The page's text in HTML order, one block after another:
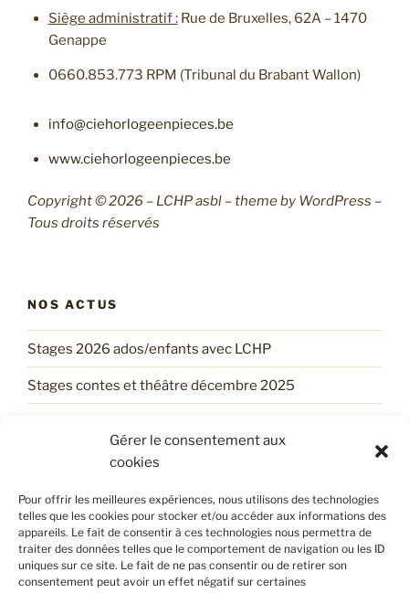
Gérer le consentement aux
cookies
Pour offrir les meilleures expériences, nous utilisons des technologies
telles que les cookies pour stocker et/ou accéder aux informations des
appareils. Le fait de consentir à ces technologies nous permettra de
traiter des données telles que le comportement de navigation ou les ID
uniques sur ce site. Le fait de ne pas consentir ou de retirer son
consentement peut avoir un effet négatif sur certaines
Siège administratif :Rue de Bruxelles, 62A – 1470
Genappe
0660.853.773 RPM (Tribunal du Brabant Wallon)
info@ciehorlogeenpieces.be
www.ciehorlogeenpieces.be
Copyright © 2026 – LCHP asbl – theme by WordPress –
Tous droits réservés
NOS ACTUS
Stages 2026 ados/enfants avec LCHP
Stages contes et théâtre décembre 2025
Trouve ton Stage d’ÉTÉ avec LCHP !
Les services printaniers du LCHP !
POLITIQUE DE CONFIDENTIALITÉ